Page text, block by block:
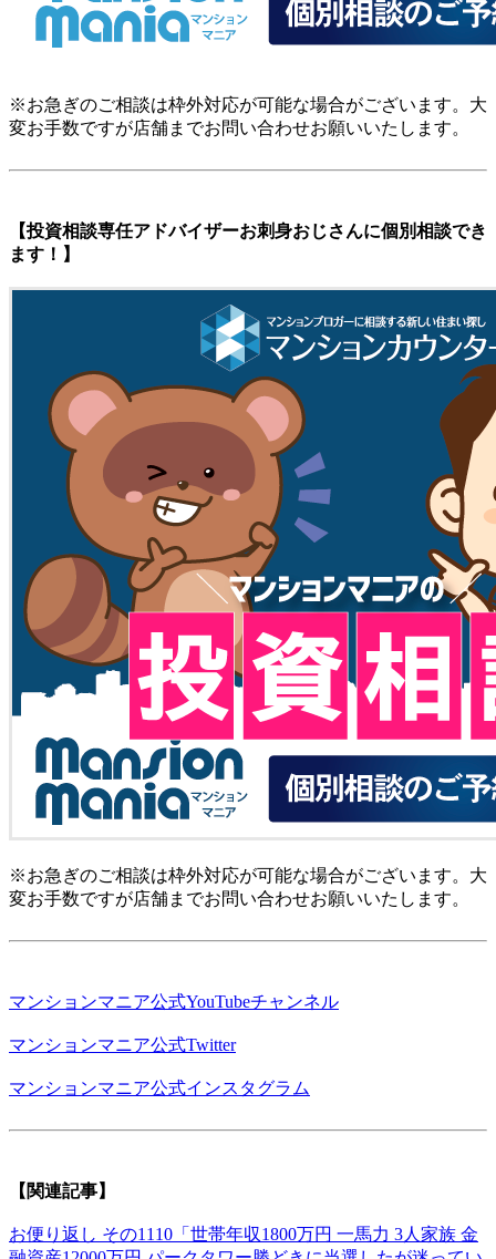
※お急ぎのご相談は枠外対応が可能な場合がございます。大
変お手数ですが店舗までお問い合わせお願いいたします。
【投資相談専任アドバイザーお刺身おじさんに個別相談でき
ます！】
※お急ぎのご相談は枠外対応が可能な場合がございます。大
変お手数ですが店舗までお問い合わせお願いいたします。
マンションマニア公式YouTubeチャンネル
マンションマニア公式Twitter
マンションマニア公式インスタグラム
【関連記事】
お便り返し その1110「世帯年収1800万円 一馬力 3人家族 金